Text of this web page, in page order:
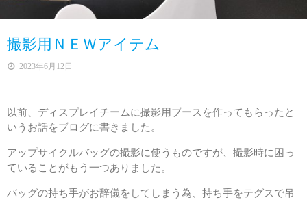
撮影用ＮＥＷアイテム
2023年6月12日
以前、ディスプレイチームに撮影用ブースを作ってもらったと
いうお話をブログに書きました。
アップサイクルバッグの撮影に使うものですが、撮影時に困っ
ていることがもう一つありました。
バッグの持ち手がお辞儀をしてしまう為、持ち手をテグスで吊